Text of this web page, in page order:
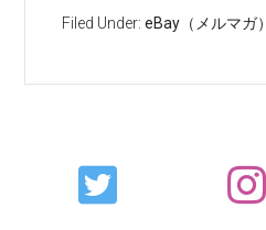
Filed Under:eBay（メルマガ）
Primary
Sidebar